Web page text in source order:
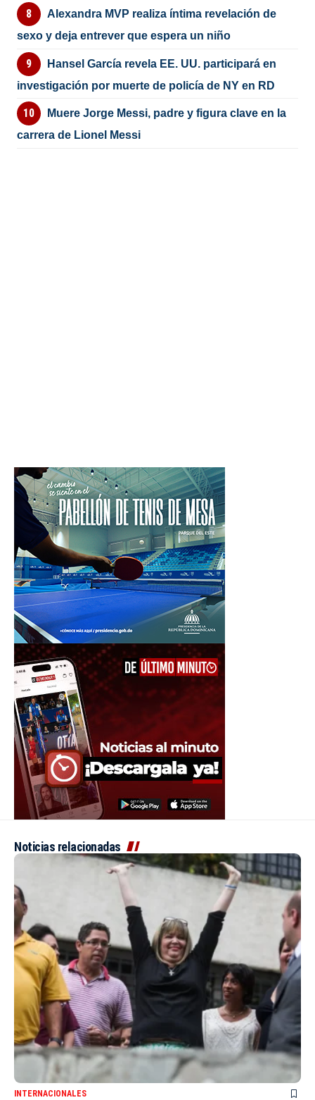
Alexandra MVP realiza íntima revelación de
sexo y deja entrever que espera un niño
Hansel García revela EE. UU. participará en
investigación por muerte de policía de NY en RD
Muere Jorge Messi, padre y figura clave en la
carrera de Lionel Messi
Noticias relacionadas
INTERNACIONALES